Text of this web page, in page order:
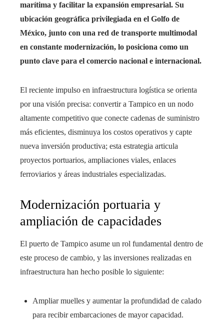
marítima y facilitar la expansión empresarial. Su
ubicación geográfica privilegiada en el Golfo de
México, junto con una red de transporte multimodal
en constante modernización, lo posiciona como un
punto clave para el comercio nacional e internacional.
El reciente impulso en infraestructura logística se orienta
por una visión precisa: convertir a Tampico en un nodo
altamente competitivo que conecte cadenas de suministro
más eficientes, disminuya los costos operativos y capte
nueva inversión productiva; esta estrategia articula
proyectos portuarios, ampliaciones viales, enlaces
ferroviarios y áreas industriales especializadas.
Modernización portuaria y
ampliación de capacidades
El puerto de Tampico asume un rol fundamental dentro de
este proceso de cambio, y las inversiones realizadas en
infraestructura han hecho posible lo siguiente:
Ampliar muelles y aumentar la profundidad de calado
para recibir embarcaciones de mayor capacidad.